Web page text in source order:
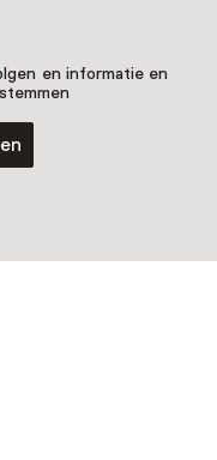
en informatie en